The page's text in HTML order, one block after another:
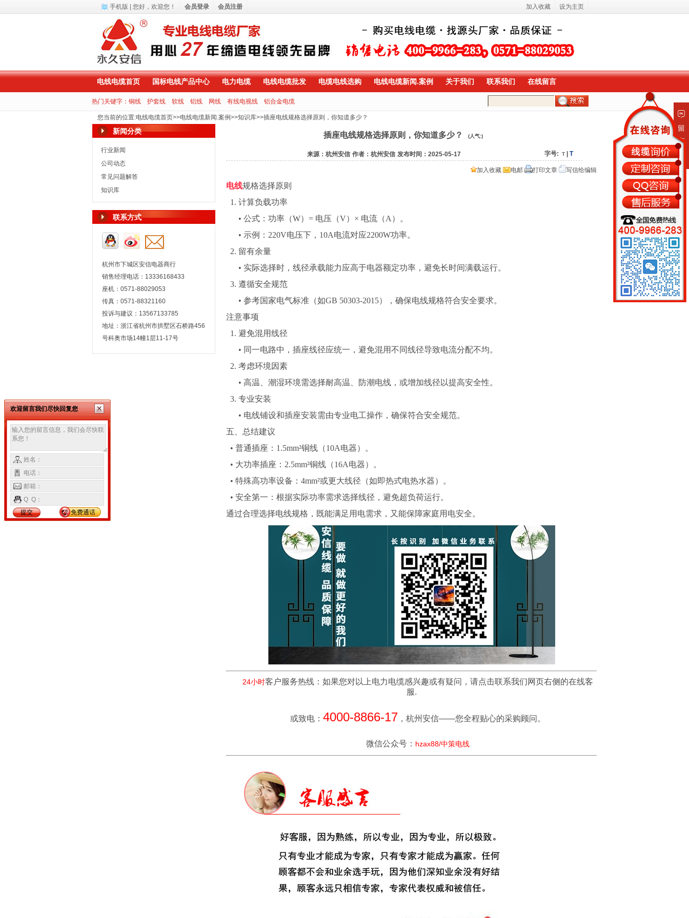
电线电缆首页 国标电线产品中心 电力电缆 电线电缆批发 电缆电线选购 电线电缆新闻.案例 关于我们 联系我们 在线留言
热门关键字： 铜线 护套线 软线 铝线 网线 有线电视线 铝合金电缆
您当前的位置:电线电缆首页>>电线电缆新闻.案例>>知识库>>插座电线规格选择原则，你知道多少？
新闻分类
行业新闻
公司动态
常见问题解答
知识库
联系方式
杭州市下城区安信电器商行
销售经理电话：13336168433
座机：0571-88029053
传真：0571-88321160
投诉与建议：13567133785
地址：浙江省杭州市拱墅区石桥路456
号科奥市场14幢1层11-17号
插座电线规格选择原则，你知道多少？ (人气:)
来源：杭州安信 作者：杭州安信 发布时间：2025-05-17 字号: T T
加入收藏 电邮 打印文章 写信给编辑
电线规格选择原则
1. 计算负载功率
• 公式：功率（W） = 电压（V） × 电流（A ）。
• 示例： 220V电压下， 10A电流对应2200W功率。
2. 留有余量
• 实际选择时，线径承载能力应高于电器额定功率，避免长时间满载运行。
3. 遵循安全规范
• 参考国家电气标准（如GB 50303-2015），确保电线规格符合安全要求。
注意事项
1. 避免混用线径
• 同一电路中，插座线径应统一，避免混用不同线径导致电流分配不均。
2. 考虑环境因素
• 高温、潮湿环境需选择耐高温、防潮电线，或增加线径以提高安全性。
3. 专业安装
• 电线铺设和插座安装需由专业电工操作，确保符合安全规范。
五、总结建议
• 普通插座： 1.5mm²铜线（10A电器）。
• 大功率插座： 2.5mm²铜线（16A电器）。
• 特殊高功率设备： 4mm²或更大线径（如即热式电热水器）。
• 安全第一：根据实际功率需求选择线径，避免超负荷运行。
通过合理选择电线规格，既能满足用电需求，又能保障家庭用电安全。
24小时客户服务热线：如果您对以上电力电缆感兴趣或有疑问，请点击联系我们网页右侧的在线客
服.
或致电： 4000-8866-17 ，杭州安信——您全程贴心的采购顾问。
微信公众号： hzax88/中策电线
手机版 | 您好， 欢迎您！ 会员登录 会员注册 加入收藏 设为主页
留
言
欢迎留言我们尽快回复您
姓名：
电话：
邮箱：
Q Q：
提交
免费通话